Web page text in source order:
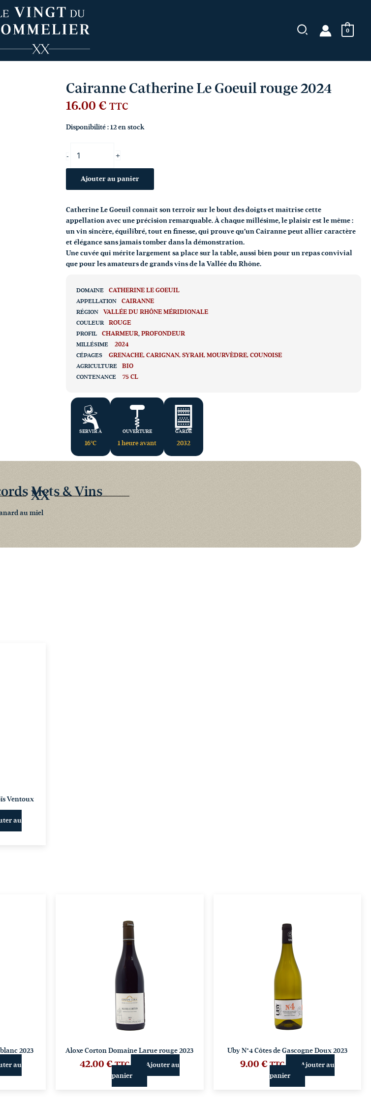
0
Cairanne Catherine Le Goeuil rouge 2024
16.00 € TTC
Disponibilité : 12 en stock
-
de
Cairanne
Le
+
Ajouter au panier
Catherine Le Goeuil connaît son terroir sur le bout des doigts et maîtrise cette
appellation avec une précision remarquable. À chaque millésime, le plaisir est le même :
un vin sincère, équilibré, tout en finesse, qui prouve qu’un Cairanne peut allier caractère
et élégance sans jamais tomber dans la démonstration.
Une cuvée qui mérite largement sa place sur la table, aussi bien pour un repas convivial
que pour les amateurs de grands vins de la Vallée du Rhône.
DOMAINE CATHERINE LE GOEUIL
APPELLATION CAIRANNE
RÉGION VALLÉE DU RHÔNE MÉRIDIONALE
COULEUR ROUGE
PROFIL CHARMEUR, PROFONDEUR
MILLÉSIME 2024
CÉPAGES GRENACHE CARIGNAN SYRAH MOURVÈDRE COUNOISE
AGRICULTURE BIO
CONTENANCE 75 CL
SERVIR À
16°C
OUVERTURE
1 heure avant
GARDE
2032
Mets & Vins
XX
au miel
Ventoux
au
2023
au
Aloxe Corton Domaine Larue rouge 2023
42.00 € TTC
Ajouter au
panier
Uby N°4 Côtes de Gascogne Doux 2023
9.00 € TTC
Ajouter au
panier